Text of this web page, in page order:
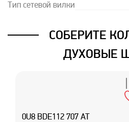
Тип сетевой вилки
СОБЕРИТЕ
ДУХОВЫЕ
0U8 BDE112 707 AT